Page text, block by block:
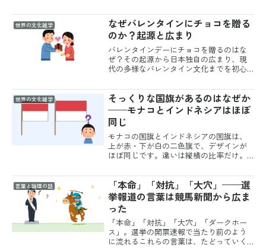
紹介します。
世界の文化雑学
なぜバレンタインにチョコを贈る
のか？起源と広まり
バレンタインデーにチョコを贈るのはな
ぜ？その起源から日本独自の広まり、現
代の多様なバレンタイン文化までを初心
世界の文化雑学
そっくりな国旗があるのはなぜか
——モナコとインドネシアはほぼ
同じ
モナコの国旗とインドネシアの国旗は、
上が赤・下が白の二色旗で、デザインが
ほぼ同じです。違いは縦横の比率だけ。
場では、事実上見分けがつきません。世
界にはこうした「そっくり国旗」のペア
がいくつもあり、なかには...
言葉と論理の話
「本命」「対抗」「大穴」——選
挙報道の言葉は競馬新聞から広ま
った
「本命」「対抗」「大穴」「ダークホー
ス」。選挙の開票速報で当たり前のよう
に流れるこれらの言葉は、たどっていく